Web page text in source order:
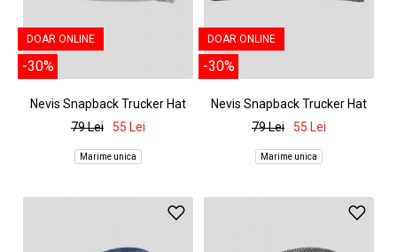
DOAR ONLINE
-30%
Nevis Snapback Trucker Hat
79 Lei
55 Lei
Marime unica
DOAR ONLINE
-30%
Nevis Snapback Trucker Hat
79 Lei
55 Lei
Marime unica